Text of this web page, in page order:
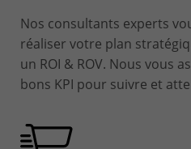
Nos consultants experts
réaliser votre plan
un ROI & ROV. Nous vous
bons KPI pour suivre et